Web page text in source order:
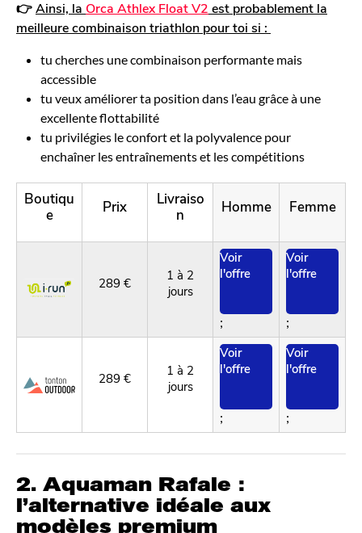
👉Ainsi, la Orca Athlex Float V2 est probablement la
meilleure combinaison triathlon pour toi si :
tu cherches une combinaison performante mais
accessible
tu veux améliorer ta position dans l’eau grâce à une
excellente flottabilité
tu privilégies le confort et la polyvalence pour
enchaîner les entraînements et les compétitions
Boutiqu
e
Prix
Livraiso
n
Homme Femme
289 €
1 à 2
jours
Voir
l'offre
;
Voir
l'offre
;
289 €
1 à 2
jours
Voir
l'offre
;
Voir
l'offre
;
2. Aquaman Rafale :
l’alternative idéale aux
modèles premium